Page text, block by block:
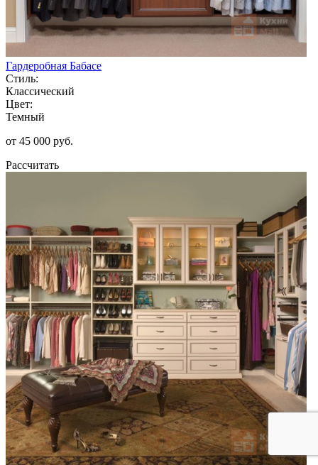
Гардеробная Бабасе
Стиль:
Классический
Цвет:
Темный
от 45 000 руб.
Рассчитать